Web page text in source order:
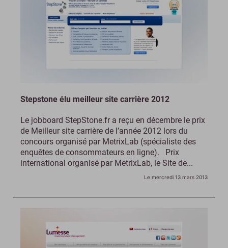
Stepstone élu meilleur site carrière 2012
Le jobboard StepStone.fr a reçu en décembre le prix
de Meilleur site carrière de l’année 2012 lors du
concours organisé par MetrixLab (spécialiste des
enquêtes de consommateurs en ligne). Prix
international organisé par MetrixLab, le Site de...
Le mercredi 13 mars 2013